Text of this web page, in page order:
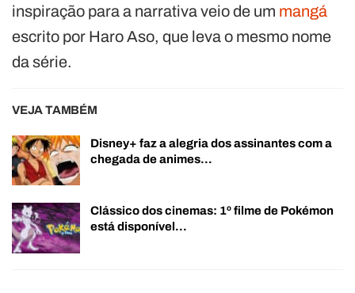
inspiração para a narrativa veio de um mangá
escrito por Haro Aso, que leva o mesmo nome
da série.
VEJA TAMBÉM
Disney+ faz a alegria dos assinantes com a
chegada de animes…
Clássico dos cinemas: 1º filme de Pokémon
está disponível…